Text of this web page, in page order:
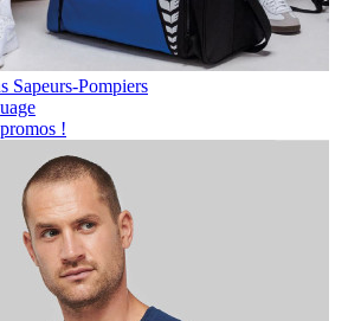
Sapeurs-Pompiers
!